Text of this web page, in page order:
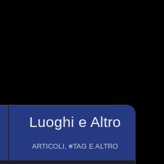
Luoghi e Altro
ARTICOLI, #TAG E ALTRO